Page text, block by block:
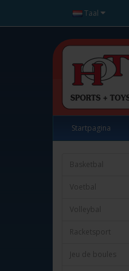
Taal
Startpagina
Basketbal
Voetbal
Volleybal
Racketsport
Jeu de boules